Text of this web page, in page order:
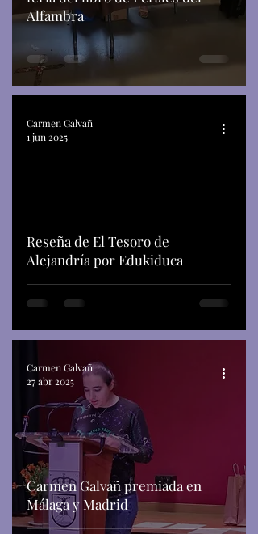
Alfambra
Reseña de El Tesoro de
Alejandría por Edukiduca
Carmen Galvañ
1 jun 2025
Carmen Galvañ premiada en
Málaga y Madrid
Carmen Galvañ
27 abr 2025